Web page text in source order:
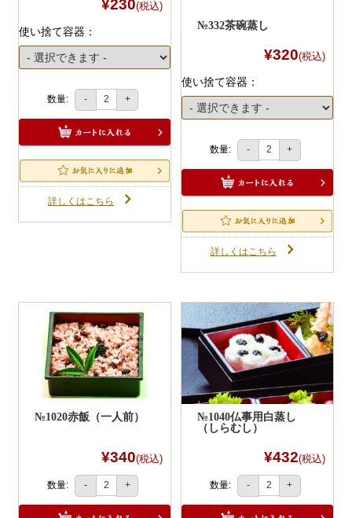
¥230(税込)
使い捨て容器：
数量: - +
詳しくはこちら
№332茶碗蒸し
¥320(税込)
使い捨て容器：
数量: - +
詳しくはこちら
№1020赤飯（一人前）
¥340(税込)
数量: - +
№1040仏事用白蒸し
（しらむし）
¥432(税込)
数量: - +